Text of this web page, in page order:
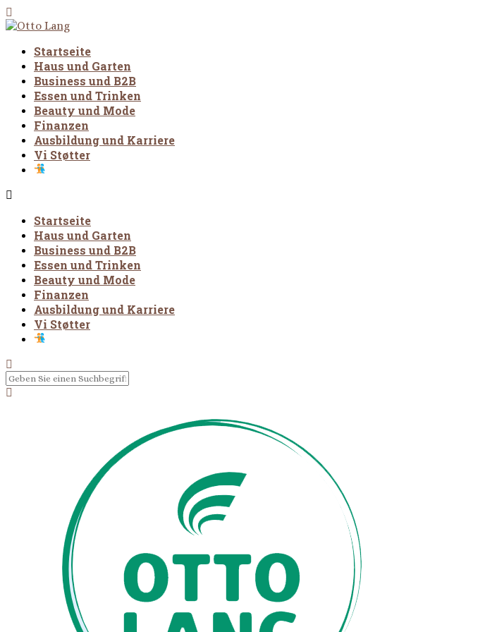
Startseite
Haus und Garten
Business und B2B
Essen und Trinken
Beauty und Mode
Finanzen
Ausbildung und Karriere
Vi Støtter
Startseite
Haus und Garten
Business und B2B
Essen und Trinken
Beauty und Mode
Finanzen
Ausbildung und Karriere
Vi Støtter